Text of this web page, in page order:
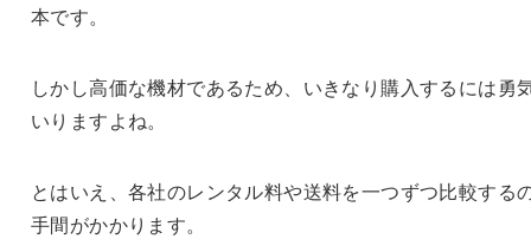
本です。
しかし高価な機材であるため、いきなり購入するには勇
いりますよね。
とはいえ、各社のレンタル料や送料を一つずつ比較する
手間がかかります。